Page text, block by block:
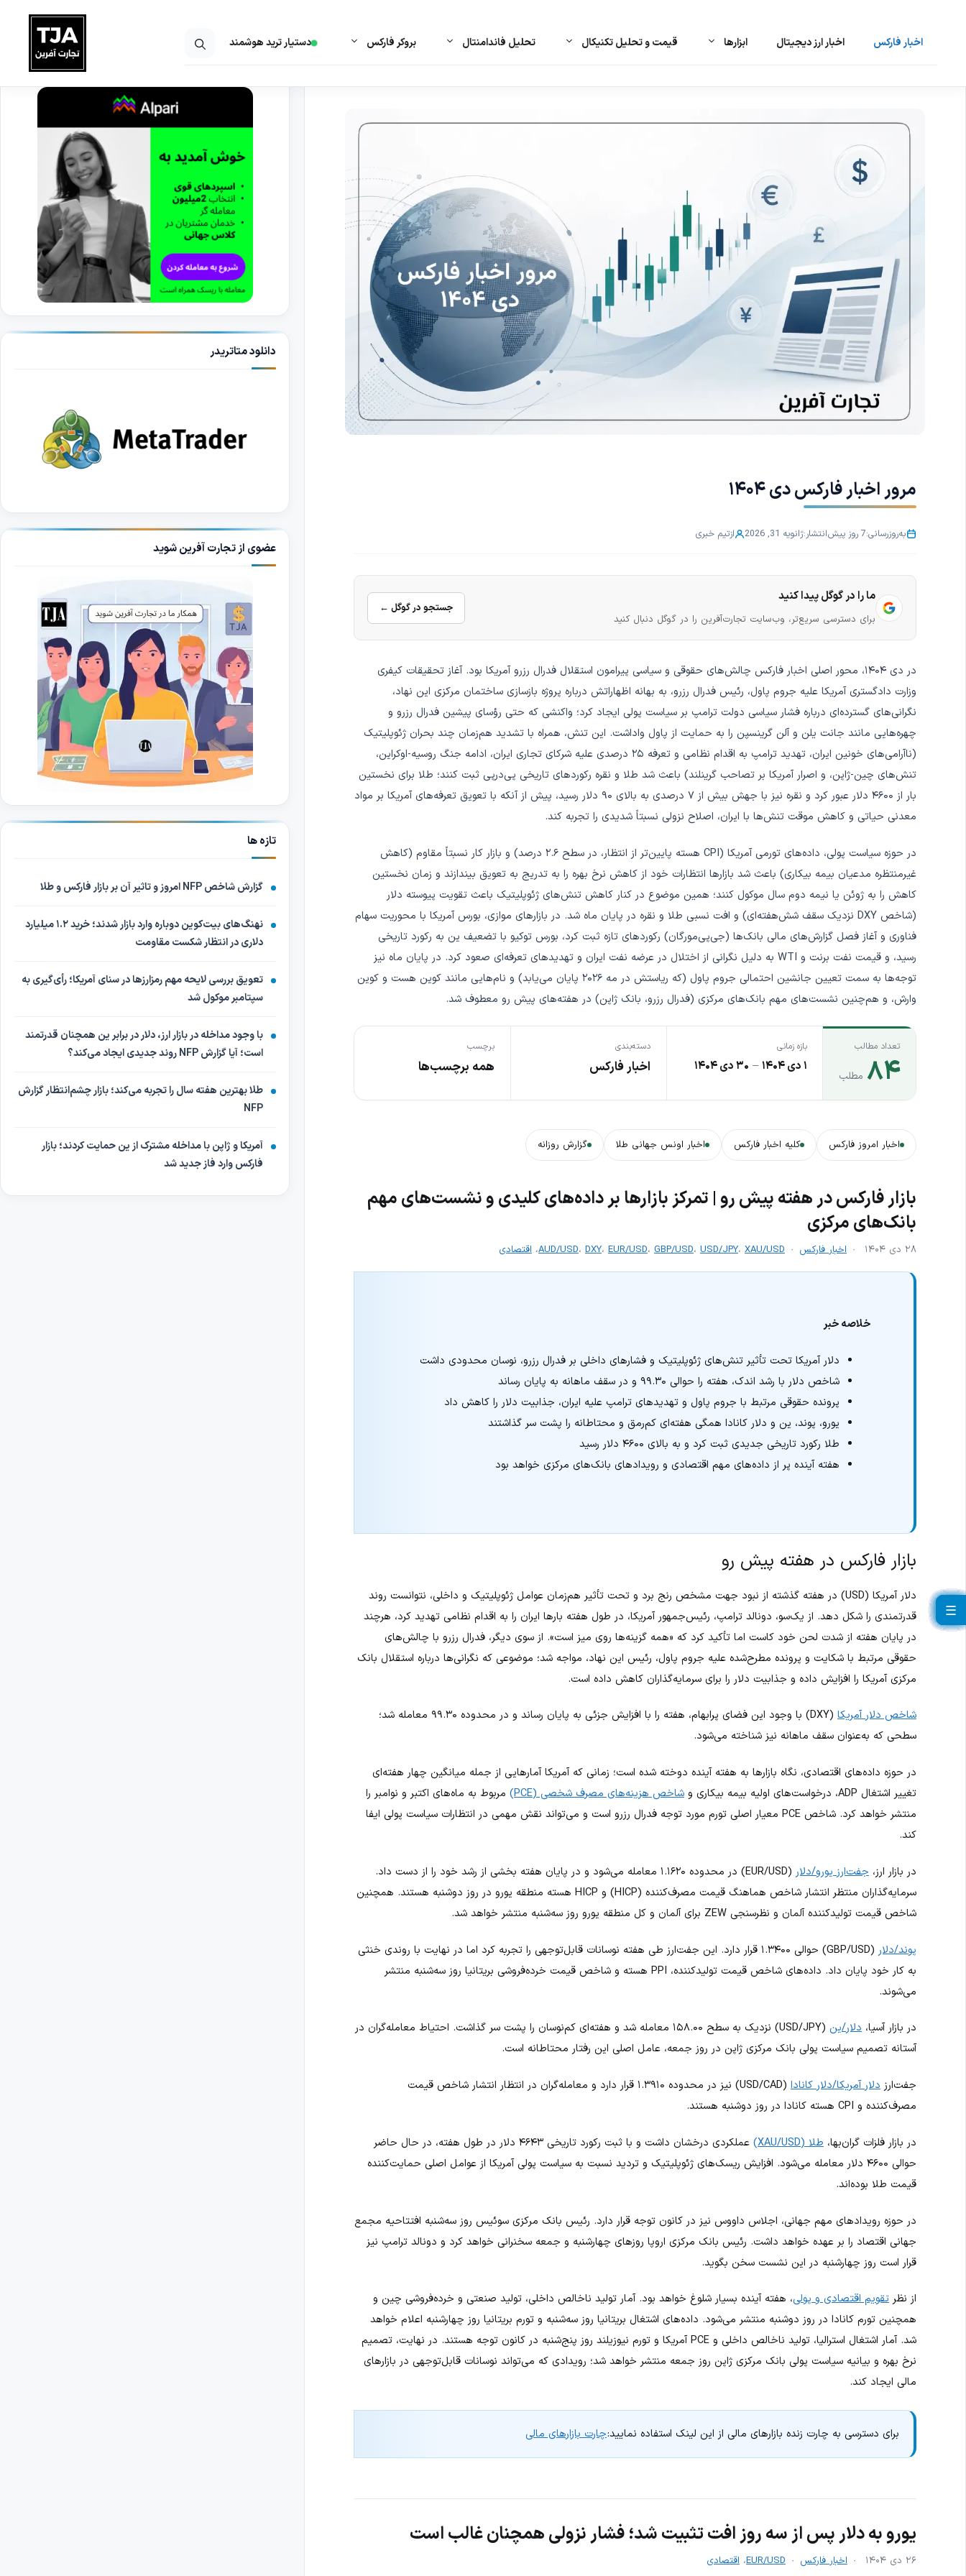
اخبار فارکس اخبار ارز دیجیتال ابزارها قیمت و تحلیل تکنیکال تحلیل فاندامنتال بروکر فارکس دستیار ترید هوشمند
مرور اخبار فارکس دی ۱۴۰۴
به‌روزرسانی:7 روز پیش انتشار:ژانویه 31, 2026 ازتیم خبری
ما را در گوگل پیدا کنید
برای دسترسی سریع‌تر، وب‌سایت تجارت‌آفرین را در گوگل دنبال کنید
جستجو در گوگل ←
در دی ۱۴۰۴، محور اصلی اخبار فارکس چالش‌های حقوقی و سیاسی پیرامون استقلال فدرال رزرو آمریکا بود. آغاز تحقیقات کیفری
وزارت دادگستری آمریکا علیه جروم پاول، رئیس فدرال رزرو، به بهانه اظهاراتش درباره پروژه بازسازی ساختمان مرکزی این نهاد،
نگرانی‌های گسترده‌ای درباره فشار سیاسی دولت ترامپ بر سیاست پولی ایجاد کرد؛ واکنشی که حتی رؤسای پیشین فدرال رزرو و
چهره‌هایی مانند جانت یلن و آلن گرینسپن را به حمایت از پاول واداشت. این تنش، همراه با تشدید هم‌زمان چند بحران ژئوپلیتیک
(ناآرامی‌های خونین ایران، تهدید ترامپ به اقدام نظامی و تعرفه ۲۵ درصدی علیه شرکای تجاری ایران، ادامه جنگ روسیه-اوکراین،
تنش‌های چین-ژاپن، و اصرار آمریکا بر تصاحب گرینلند) باعث شد طلا و نقره رکوردهای تاریخی پی‌درپی ثبت کنند؛ طلا برای نخستین
بار از ۴۶۰۰ دلار عبور کرد و نقره نیز با جهش بیش از ۷ درصدی به بالای ۹۰ دلار رسید، پیش از آنکه با تعویق تعرفه‌های آمریکا بر مواد
معدنی حیاتی و کاهش موقت تنش‌ها با ایران، اصلاح نزولی نسبتاً شدیدی را تجربه کند.
در حوزه سیاست پولی، داده‌های تورمی آمریکا (CPI هسته پایین‌تر از انتظار، در سطح ۲.۶ درصد) و بازار کار نسبتاً مقاوم (کاهش
غیرمنتظره مدعیان بیمه بیکاری) باعث شد بازارها انتظارات خود از کاهش نرخ بهره را به تدریج به تعویق بیندازند و زمان نخستین
کاهش را به ژوئن یا نیمه دوم سال موکول کنند؛ همین موضوع در کنار کاهش تنش‌های ژئوپلیتیک باعث تقویت پیوسته دلار
(شاخص DXY نزدیک سقف شش‌هفته‌ای) و افت نسبی طلا و نقره در پایان ماه شد. در بازارهای موازی، بورس آمریکا با محوریت سهام
فناوری و آغاز فصل گزارش‌های مالی بانک‌ها (جی‌پی‌مورگان) رکوردهای تازه ثبت کرد، بورس توکیو با تضعیف ین به رکورد تاریخی
رسید، و قیمت نفت برنت و WTI به دلیل نگرانی از اختلال در عرضه نفت ایران و تهدیدهای تعرفه‌ای صعود کرد. در پایان ماه نیز
توجه‌ها به سمت تعیین جانشین احتمالی جروم پاول (که ریاستش در مه ۲۰۲۶ پایان می‌یابد) و نام‌هایی مانند کوین هست و کوین
وارش، و هم‌چنین نشست‌های مهم بانک‌های مرکزی (فدرال رزرو، بانک ژاپن) در هفته‌های پیش رو معطوف شد.
تعداد مطالب
۸۴ مطلب
بازه زمانی
۱ دی ۱۴۰۴ – ۳۰ دی ۱۴۰۴
دسته‌بندی
اخبار فارکس
برچسب
همه برچسب‌ها
اخبار امروز فارکس کلیه اخبار فارکس اخبار اونس جهانی طلا گزارش روزانه
بازار فارکس در هفته پیش رو | تمرکز بازارها بر داده‌های کلیدی و نشست‌های مهم
بانک‌های مرکزی
۲۸ دی ۱۴۰۴ اخبار فارکس AUD/USD، DXY، EUR/USD، GBP/USD، USD/JPY، XAU/USD ، اقتصادی
خلاصه خبر
دلار آمریکا تحت تأثیر تنش‌های ژئوپلیتیک و فشارهای داخلی بر فدرال رزرو، نوسان محدودی داشت
شاخص دلار با رشد اندک، هفته را حوالی ۹۹.۳۰ و در سقف ماهانه به پایان رساند
پرونده حقوقی مرتبط با جروم پاول و تهدیدهای ترامپ علیه ایران، جذابیت دلار را کاهش داد
یورو، پوند، ین و دلار کانادا همگی هفته‌ای کم‌رمق و محتاطانه را پشت سر گذاشتند
طلا رکورد تاریخی جدیدی ثبت کرد و به بالای ۴۶۰۰ دلار رسید
هفته آینده پر از داده‌های مهم اقتصادی و رویدادهای بانک‌های مرکزی خواهد بود
بازار فارکس در هفته پیش رو
دلار آمریکا (USD) در هفته گذشته از نبود جهت مشخص رنج برد و تحت تأثیر هم‌زمان عوامل ژئوپلیتیک و داخلی، نتوانست روند
قدرتمندی را شکل دهد. از یک‌سو، دونالد ترامپ، رئیس‌جمهور آمریکا، در طول هفته بارها ایران را به اقدام نظامی تهدید کرد، هرچند
در پایان هفته از شدت لحن خود کاست اما تأکید کرد که «همه گزینه‌ها روی میز است». از سوی دیگر، فدرال رزرو با چالش‌های
حقوقی مرتبط با شکایت و پرونده مطرح‌شده علیه جروم پاول، رئیس این نهاد، مواجه شد؛ موضوعی که نگرانی‌ها درباره استقلال بانک
مرکزی آمریکا را افزایش داده و جذابیت دلار را برای سرمایه‌گذاران کاهش داده است.
شاخص دلار آمریکا
(DXY) با وجود این فضای پرابهام، هفته را با افزایش جزئی به پایان رساند و در محدوده ۹۹.۳۰ معامله شد؛
سطحی که به‌عنوان سقف ماهانه نیز شناخته می‌شود.
در حوزه داده‌های اقتصادی، نگاه بازارها به هفته آینده دوخته شده است؛ زمانی که آمریکا آمارهایی از جمله میانگین چهار هفته‌ای
تغییر اشتغال ADP، درخواست‌های اولیه بیمه بیکاری و
شاخص هزینه‌های مصرف شخصی (PCE)
مربوط به ماه‌های اکتبر و نوامبر را
منتشر خواهد کرد. شاخص PCE معیار اصلی تورم مورد توجه فدرال رزرو است و می‌تواند نقش مهمی در انتظارات سیاست پولی ایفا
کند.
در بازار ارز، جفت‌ارز یورو/دلار
(EUR/USD) در محدوده ۱.۱۶۲۰ معامله می‌شود و در پایان هفته بخشی از رشد خود را از دست داد.
سرمایه‌گذاران منتظر انتشار شاخص هماهنگ قیمت مصرف‌کننده (HICP) و HICP هسته منطقه یورو در روز دوشنبه هستند. همچنین
شاخص قیمت تولیدکننده آلمان و نظرسنجی ZEW برای آلمان و کل منطقه یورو روز سه‌شنبه منتشر خواهد شد.
پوند/دلار
(GBP/USD) حوالی ۱.۳۴۰۰ قرار دارد. این جفت‌ارز طی هفته نوسانات قابل‌توجهی را تجربه کرد اما در نهایت با روندی خنثی
به کار خود پایان داد. داده‌های شاخص قیمت تولیدکننده، PPI هسته و شاخص قیمت خرده‌فروشی بریتانیا روز سه‌شنبه منتشر
می‌شوند.
در بازار آسیا، دلار/ین
(USD/JPY) نزدیک به سطح ۱۵۸.۰۰ معامله شد و هفته‌ای کم‌نوسان را پشت سر گذاشت. احتیاط معامله‌گران در
آستانه تصمیم سیاست پولی بانک مرکزی ژاپن در روز جمعه، عامل اصلی این رفتار محتاطانه است.
جفت‌ارز دلار آمریکا/دلار کانادا
(USD/CAD) نیز در محدوده ۱.۳۹۱۰ قرار دارد و معامله‌گران در انتظار انتشار شاخص قیمت
مصرف‌کننده و CPI هسته کانادا در روز دوشنبه هستند.
در بازار فلزات گران‌بها، طلا (XAU/USD)
عملکردی درخشان داشت و با ثبت رکورد تاریخی ۴۶۴۳ دلار در طول هفته، در حال حاضر
حوالی ۴۶۰۰ دلار معامله می‌شود. افزایش ریسک‌های ژئوپلیتیک و تردید نسبت به سیاست پولی آمریکا از عوامل اصلی حمایت‌کننده
قیمت طلا بوده‌اند.
در حوزه رویدادهای مهم جهانی، اجلاس داووس نیز در کانون توجه قرار دارد. رئیس بانک مرکزی سوئیس روز سه‌شنبه افتتاحیه مجمع
جهانی اقتصاد را بر عهده خواهد داشت. رئیس بانک مرکزی اروپا روزهای چهارشنبه و جمعه سخنرانی خواهد کرد و دونالد ترامپ نیز
قرار است روز چهارشنبه در این نشست سخن بگوید.
از نظر تقویم اقتصادی و پولی، هفته آینده بسیار شلوغ خواهد بود. آمار تولید ناخالص داخلی، تولید صنعتی و خرده‌فروشی چین و
همچنین تورم کانادا در روز دوشنبه منتشر می‌شود. داده‌های اشتغال بریتانیا روز سه‌شنبه و تورم بریتانیا روز چهارشنبه اعلام خواهد
شد. آمار اشتغال استرالیا، تولید ناخالص داخلی و PCE آمریکا و تورم نیوزیلند روز پنج‌شنبه در کانون توجه هستند. در نهایت، تصمیم
نرخ بهره و بیانیه سیاست پولی بانک مرکزی ژاپن روز جمعه منتشر خواهد شد؛ رویدادی که می‌تواند نوسانات قابل‌توجهی در بازارهای
مالی ایجاد کند.
برای دسترسی به چارت زنده بازارهای مالی از این لینک استفاده نمایید:چارت بازارهای مالی
☰
یورو به دلار پس از سه روز افت تثبیت شد؛ فشار نزولی همچنان غالب است
۲۶ دی ۱۴۰۴ اخبار فارکس EUR/USD، اقتصادی
☰
☰
☰
☰
☰
☰
☰
☰
☰
☰
☰
☰
☰
☰
☰
☰
☰
☰
☰
دانلود متاتریدر
عضوی از تجارت آفرین شوید
تازه ها
گزارش شاخص NFP امروز و تاثیر آن بر بازار فارکس و طلا
نهنگ‌های بیت‌کوین دوباره وارد بازار شدند؛ خرید ۱.۲ میلیارد
دلاری در انتظار شکست مقاومت
تعویق بررسی لایحه مهم رمزارزها در سنای آمریکا؛ رأی‌گیری به
سپتامبر موکول شد
با وجود مداخله در بازار ارز، دلار در برابر ین همچنان قدرتمند
است؛ آیا گزارش NFP روند جدیدی ایجاد می‌کند؟
طلا بهترین هفته سال را تجربه می‌کند؛ بازار چشم‌انتظار گزارش
NFP
آمریکا و ژاپن با مداخله مشترک از ین حمایت کردند؛ بازار
فارکس وارد فاز جدید شد